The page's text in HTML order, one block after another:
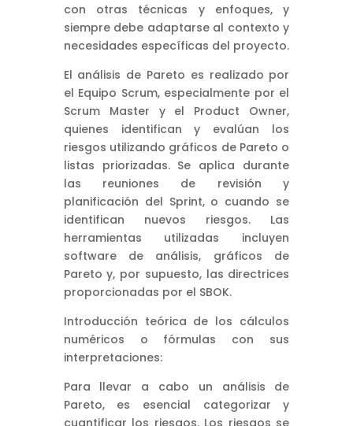
con otras técnicas y enfoques, y
siempre debe adaptarse al contexto y
necesidades específicas del proyecto.
El análisis de Pareto es realizado por
el Equipo Scrum, especialmente por el
Scrum Master y el Product Owner,
quienes identifican y evalúan los
riesgos utilizando gráficos de Pareto o
listas priorizadas. Se aplica durante
las reuniones de revisión y
planificación del Sprint, o cuando se
identifican nuevos riesgos. Las
herramientas utilizadas incluyen
software de análisis, gráficos de
Pareto y, por supuesto, las directrices
proporcionadas por el SBOK.
Introducción teórica de los cálculos
numéricos o fórmulas con sus
interpretaciones:
Para llevar a cabo un análisis de
Pareto, es esencial categorizar y
cuantificar los riesgos. Los riesgos se